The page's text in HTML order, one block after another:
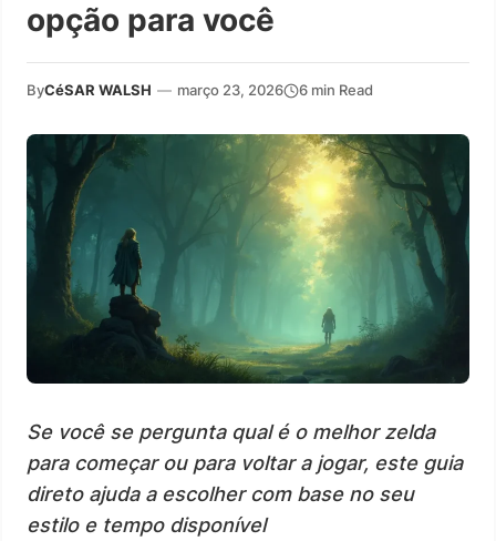
opção para você
ByCéSAR WALSH — março 23, 2026 6 min Read
Se você se pergunta qual é o melhor zelda
para começar ou para voltar a jogar, este guia
direto ajuda a escolher com base no seu
estilo e tempo disponível